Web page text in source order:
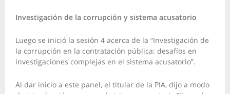
Investigación de la corrupción y sistema acusatorio
Luego se inició la sesión 4 acerca de la “Investigación de
la corrupción en la contratación pública: desafíos en
investigaciones complejas en el sistema acusatorio”.
Al dar inicio a este panel, el titular de la PIA, dijo a modo